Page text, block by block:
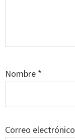
Nombre *
Correo electrónico